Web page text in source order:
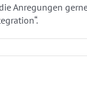
Anregungen